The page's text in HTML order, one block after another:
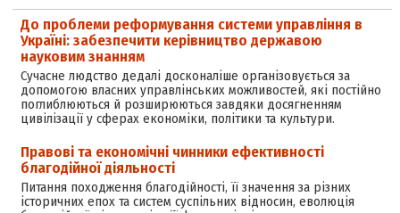
До проблеми реформування системи управління в
Україні: забезпечити керівництво державою
науковим знанням
Сучасне людство дедалі досконаліше організовується за
допомогою власних управлінських можливостей, які постійно
поглиблюються й розширюються завдяки досягненням
цивілізації у сферах економіки, політики та культури.
Правові та економічні чинники ефективності
благодійної діяльності
Питання походження благодійності, її значення за різних
історичних епох та систем суспільних відносин, еволюція